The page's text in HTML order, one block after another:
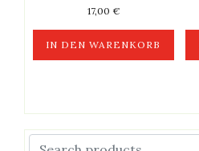
17,00 €
IN DEN WARENKORB